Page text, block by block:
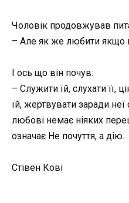
Чоловік продовжував
– Але як же любити
І ось що він почув:
– Служити їй, слухати її,
їй, жертвувати заради
любові немає ніяких
означає Не почуття, а дію.
Стівен Кові